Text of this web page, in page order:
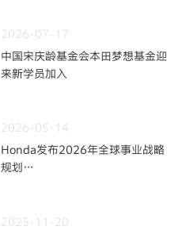
2026-07-17
中国宋庆龄基金会本田梦想基金迎
来新学员加入
2026-05-14
Honda发布2026年全球事业战略
规划
2025-11-20